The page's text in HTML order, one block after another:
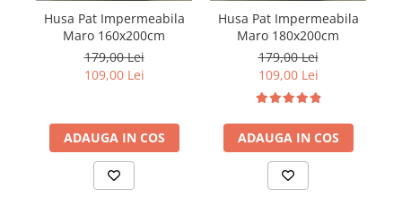
Husa Pat Impermeabila
Maro 160x200cm
179,00 Lei
109,00 Lei
ADAUGA IN COS
Husa Pat Impermeabila
Maro 180x200cm
179,00 Lei
109,00 Lei
ADAUGA IN COS